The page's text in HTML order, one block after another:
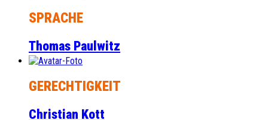
SPRACHE
Thomas Paulwitz
GERECHTIGKEIT
Christian Kott